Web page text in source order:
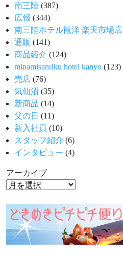
南三陸 (387)
広報 (344)
南三陸ホテル観洋 楽天市場店
通販 (141)
商品紹介 (124)
minamisanriku hotel kanyo (123)
売店 (76)
気仙沼 (35)
新商品 (14)
父の日 (11)
新入社員 (10)
スタッフ紹介 (6)
インタビュー (4)
アーカイブ